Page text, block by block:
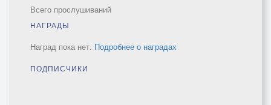
Всего прослушиваний
НАГРАДЫ
Наград пока нет. Подробнее о наградах
ПОДПИСЧИКИ